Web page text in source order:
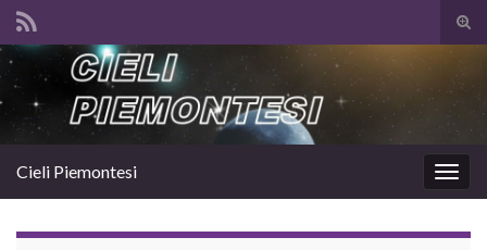
il
Search for:
la
Cieli Piemontesi